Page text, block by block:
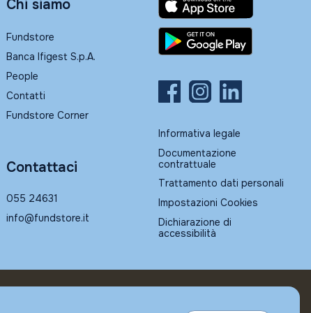
Chi siamo
Fundstore
Banca Ifigest S.p.A.
People
Contatti
Fundstore Corner
Contattaci
055 24631
info@fundstore.it
Informativa legale
Documentazione
contrattuale
Trattamento dati personali
Impostazioni Cookies
Dichiarazione di
accessibilità